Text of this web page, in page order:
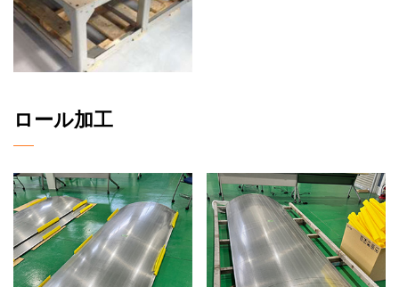
ロール加工